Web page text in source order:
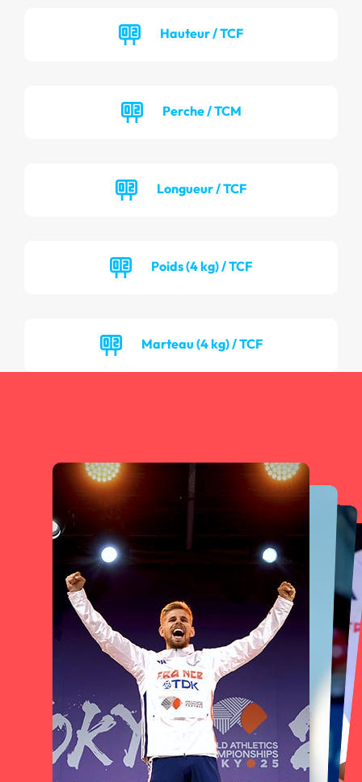
Hauteur / TCF
Perche / TCM
Longueur / TCF
Poids (4 kg) / TCF
Marteau (4 kg) / TCF